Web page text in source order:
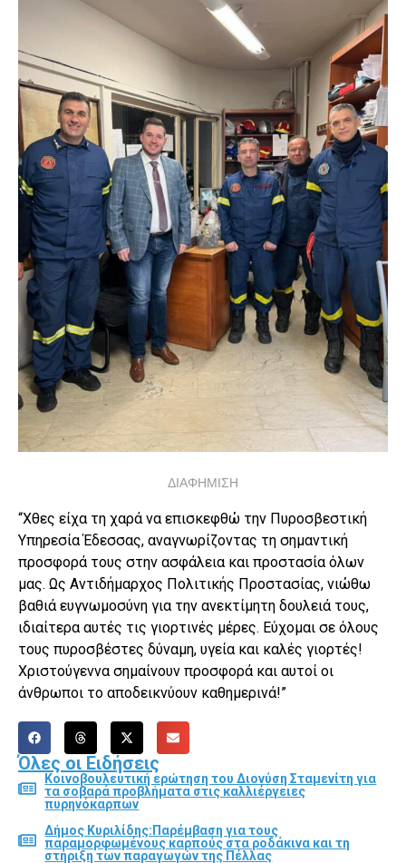
ΔΙΑΦΗΜΙΣΗ
“Χθες είχα τη χαρά να επισκεφθώ την Πυροσβεστική
Υπηρεσία Έδεσσας, αναγνωρίζοντας τη σημαντική
προσφορά τους στην ασφάλεια και προστασία όλων
μας. Ως Αντιδήμαρχος Πολιτικής Προστασίας, νιώθω
βαθιά ευγνωμοσύνη για την ανεκτίμητη δουλειά τους,
ιδιαίτερα αυτές τις γιορτινές μέρες. Εύχομαι σε όλους
τους πυροσβέστες δύναμη, υγεία και καλές γιορτές!
Χριστούγεννα σημαίνουν προσφορά και αυτοί οι
άνθρωποι το αποδεικνύουν καθημερινά!”
Όλες οι Ειδήσεις
Κοινοβουλευτική ερώτηση του Διονύση Σταμενίτη για
τα σοβαρά προβλήματα στις καλλιέργειες
πυρηνόκαρπων
Δήμος Κυριλίδης:Παρέμβαση για τους
παραμορφωμένους καρπούς στα ροδάκινα και τη
στήριξη των παραγωγών της Πέλλας